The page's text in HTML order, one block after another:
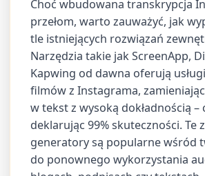
Choć wbudowana transkrypcja
przełom, warto zauważyć, jak
tle istniejących rozwiązań
Narzędzia takie jak ScreenApp,
Kapwing od dawna oferują
filmów z Instagrama,
w tekst z wysoką dokładnością –
deklarując 99% skuteczności. Te
generatory są popularne wśród
do ponownego wykorzystania